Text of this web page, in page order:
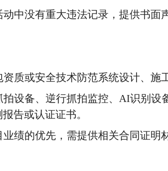
中没有重大违法记录，提供书面
质或安全技术防范系统设计、施
设备、逆行抓拍监控、AI识别设
告或认证证书。
绩的优先，需提供相关合同证明